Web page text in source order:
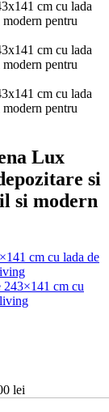
Lux
si
si modern
cm cu lada de
cm cu
lei